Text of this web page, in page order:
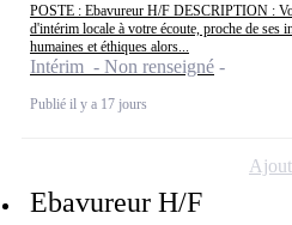
POSTE : Ebavureur H/F DESCRIPTION :
d'intérim locale à votre écoute, proche de ses
humaines et éthiques alors...
Intérim - Non renseigné
Publié il y a 17 jours
Ebavureur H/F